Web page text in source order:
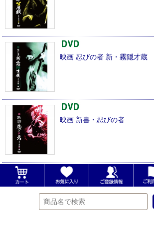
映画 忍びの者 新・霧隠才蔵
映画 新書・忍びの者